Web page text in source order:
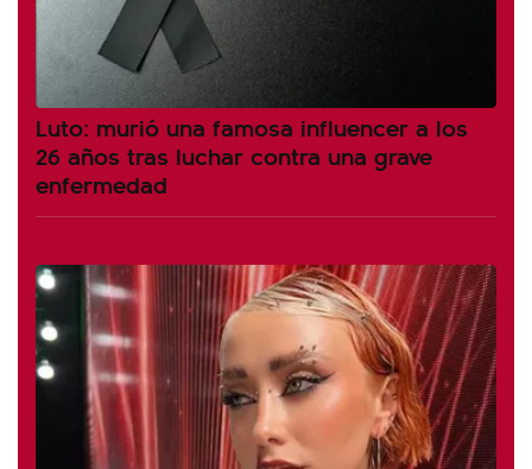
Luto: murió una famosa influencer a los
26 años tras luchar contra una grave
enfermedad